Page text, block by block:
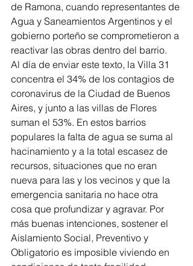
de Ramona, cuando representantes de
Agua y Saneamientos Argentinos y el
gobierno porteño se comprometieron a
reactivar las obras dentro del barrio.
Al día de enviar este texto, la Villa 31
concentra el 34% de los contagios de
coronavirus de la Ciudad de Buenos
Aires, y junto a las villas de Flores
suman el 53%. En estos barrios
populares la falta de agua se suma al
hacinamiento y a la total escasez de
recursos, situaciones que no eran
nueva para las y los vecinos y que la
emergencia sanitaria no hace otra
cosa que profundizar y agravar. Por
más buenas intenciones, sostener el
Aislamiento Social, Preventivo y
Obligatorio es imposible viviendo en